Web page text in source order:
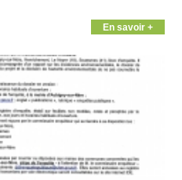
En savoir +